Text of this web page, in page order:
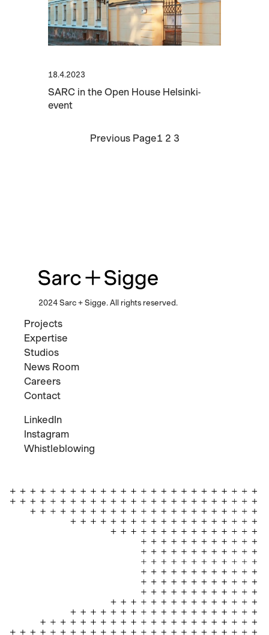
18.4.2023
SARC in the Open House Helsinki-
event
Previous Page1 2 3
2024 Sarc + Sigge. All rights reserved.
Projects
Expertise
Studios
News Room
Careers
Contact
LinkedIn
Instagram
Whistleblowing